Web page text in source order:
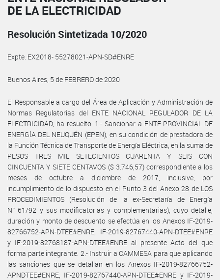
DE LA ELECTRICIDAD
Resolución Sintetizada 10/2020
Expte. EX2018- 55278021-APN-SD#ENRE
Buenos Aires, 5 de FEBRERO de 2020
El Responsable a cargo del Área de Aplicación y Administración de
Normas Regulatorias del ENTE NACIONAL REGULADOR DE LA
ELECTRICIDAD, ha resuelto: 1.- Sancionar a ENTE PROVINCIAL DE
ENERGÍA DEL NEUQUÉN (EPEN), en su condición de prestadora de
la Función Técnica de Transporte de Energía Eléctrica, en la suma de
PESOS TRES MIL SETECIENTOS CUARENTA Y SEIS CON
CINCUENTA Y SIETE CENTAVOS ($ 3.746,57) correspondiente a los
meses de octubre a diciembre de 2017, inclusive, por
incumplimiento de lo dispuesto en el Punto 3 del Anexo 28 de LOS
PROCEDIMIENTOS (Resolución de la ex-Secretaría de Energía
N° 61/92 y sus modificatorias y complementarias), cuyo detalle,
duración y monto de descuento se efectúa en los Anexos IF-2019-
82766752-APN-DTEE#ENRE, IF-2019-82767440-APN-DTEE#ENRE
y IF-2019-82768187-APN-DTEE#ENRE al presente Acto del que
forma parte integrante. 2.- Instruir a CAMMESA para que aplicando
las sanciones que se detallan en los Anexos IF-2019-82766752-
APNDTEE#ENRE, IF-2019-82767440-APN-DTEE#ENRE y IF-2019-